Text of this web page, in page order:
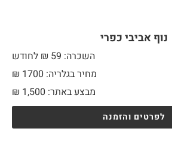
נוף אביבי כפרי
השכרה: 59 ₪ לחודש
מחיר בגלריה: 1700 ₪
מבצע באתר:
₪ 1,500
לפרטים והזמנה